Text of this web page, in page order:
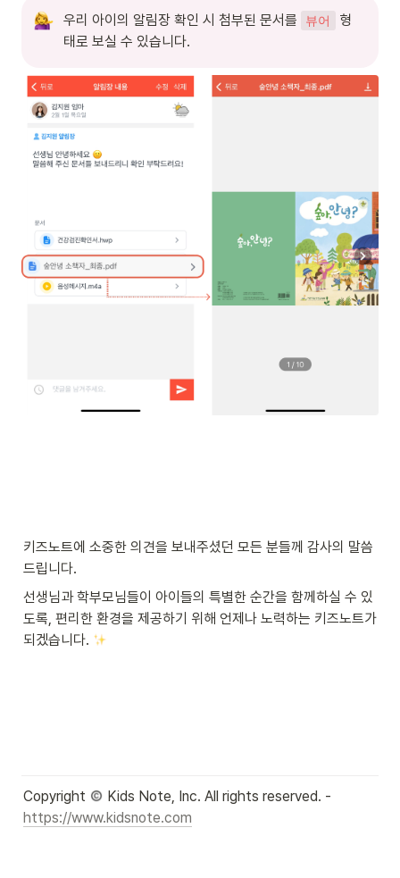
우리 아이의 알림장 확인 시 첨부된 문서를 뷰어
형
태로 보실 수 있습니다.
키즈노트에 소중한 의견을 보내주셨던 모든 분들께 감사의 말씀
드립니다.
선생님과 학부모님들이 아이들의 특별한 순간을 함께하실 수 있
도록, 편리한 환경을 제공하기 위해 언제나 노력하는 키즈노트가
되겠습니다.
Copyright
https://www.kidsnote.com